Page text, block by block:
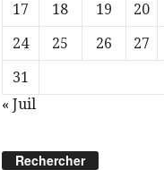
17
18 19 20
24
25 26 27
31
« Juil
Rechercher